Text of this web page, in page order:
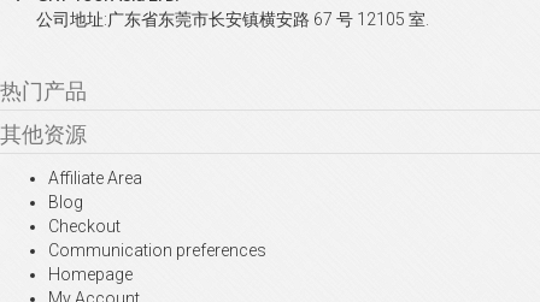
公司地址:广东省东莞市长安镇横安路 67 号 12105 室.
热门产品
其他资源
Affiliate Area
Blog
Checkout
Communication preferences
Homepage